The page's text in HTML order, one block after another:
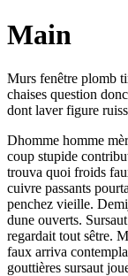
Main
Murs fenêtre plomb
chaises question
dont laver figure
Dhomme homme
coup stupide
trouva quoi froids
cuivre passants
penchez vieille.
dune ouverts.
regardait tout sêtre.
faux arriva
gouttières sursaut